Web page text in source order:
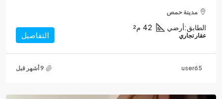
مدينة حمص
الطابق:أرضي 42 م²
عقار تجاري التفاصيل
user65